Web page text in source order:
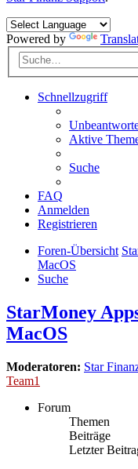
Powered by
Schnellzugriff
Aktive
Suche
FAQ
Anmelden
Registrieren
Foren-Übersicht
MacOS
Suche
StarMoney
MacOS
Moderatoren: Star
Team1
Forum
Themen
Beiträge
Letzter